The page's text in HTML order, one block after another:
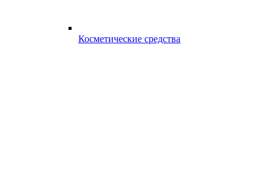
Косметические средства